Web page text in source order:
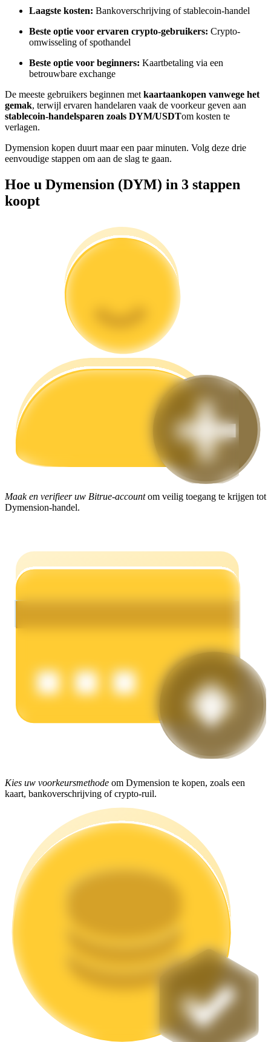
Informatie
Big data-analyse inclusief handelsinformatie, enz.
Futures-startgids
Handelsstrategieën
Verdien dagelijks competitieve beloningen
Uitzetten
Hoog rendement en directe toegang
Flexibel staken om populaire tokens te verdienen.
Laagste kosten: Bankoverschrijving of stablecoin-handel
Beste optie voor ervaren crypto-gebruikers: Crypto-
omwisseling of spothandel
Beste optie voor beginners: Kaartbetaling via een
betrouwbare exchange
De meeste gebruikers beginnen met kaartaankopen vanwege het
gemak, terwijl ervaren handelaren vaak de voorkeur geven aan
stablecoin-handelsparen zoals DYM/USDTom kosten te
verlagen.
Dymension kopen duurt maar een paar minuten. Volg deze drie
eenvoudige stappen om aan de slag te gaan.
Hoe u Dymension (DYM) in 3 stappen
koopt
Maak en verifieer uw Bitrue-accountom veilig toegang te krijgen tot
Dymension-handel.
Kies uw voorkeursmethode om Dymension te kopen, zoals een
kaart, bankoverschrijving of crypto-ruil.